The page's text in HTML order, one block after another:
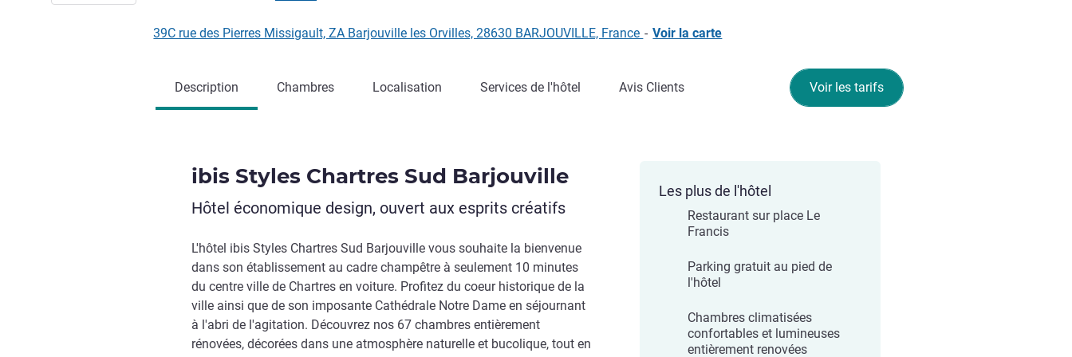
39C rue des Pierres Missigault, ZA Barjouville les Orvilles, 28630 BARJOUVILLE, France - Voir la carte
Voir les tarifs
Description Chambres Localisation Services de l'hôtel Avis Clients
ibis Styles Chartres Sud Barjouville
Hôtel économique design, ouvert aux esprits créatifs
L'hôtel ibis Styles Chartres Sud Barjouville vous souhaite la bienvenue
dans son établissement au cadre champêtre à seulement 10 minutes
du centre ville de Chartres en voiture. Profitez du coeur historique de la
ville ainsi que de son imposante Cathédrale Notre Dame en séjournant
à l'abri de l'agitation. Découvrez nos 67 chambres entièrement
rénovées, décorées dans une atmosphère naturelle et bucolique, tout en
Les plus de l'hôtel
Restaurant sur place Le
Francis
Parking gratuit au pied de
l'hôtel
Chambres climatisées
confortables et lumineuses
entièrement renovées